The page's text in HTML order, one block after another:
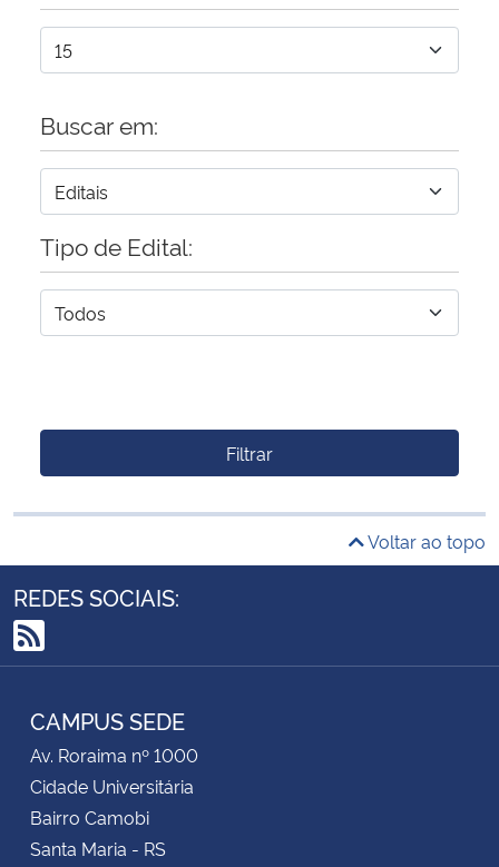
Buscar em:
Tipo de Edital:
Filtrar
Voltar ao topo
REDES SOCIAIS:
RSS
CAMPUS SEDE
Av. Roraima nº 1000
Cidade Universitária
Bairro Camobi
Santa Maria - RS